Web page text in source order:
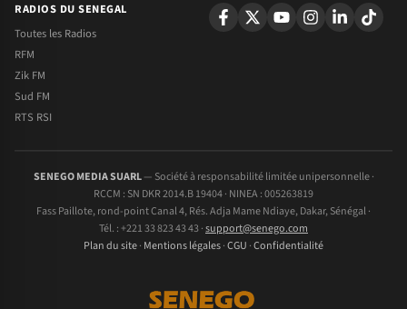
RADIOS DU SENEGAL
Toutes les Radios
RFM
Zik FM
Sud FM
RTS RSI
SENEGO MEDIA SUARL— Société à responsabilité limitée unipersonnelle ·
RCCM : SN DKR 2014.B 19404 · NINEA : 005263819
Fass Paillote, rond-point Canal 4, Rés. Adja Mame Ndiaye, Dakar, Sénégal ·
Tél. : +221 33 823 43 43 ·support@senego.com
Plan du site· Mentions légales·CGU ·Confidentialité